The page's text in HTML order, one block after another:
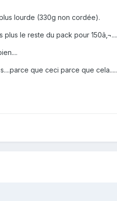
lourde (330g non cordée).
le reste du pack pour
que ceci parce que